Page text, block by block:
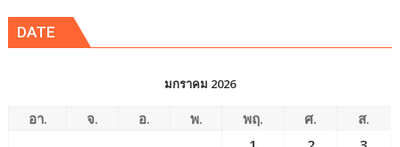
DATE
มกราคม 2026
อา. จ. อ. พ. พฤ. ศ.
ส.